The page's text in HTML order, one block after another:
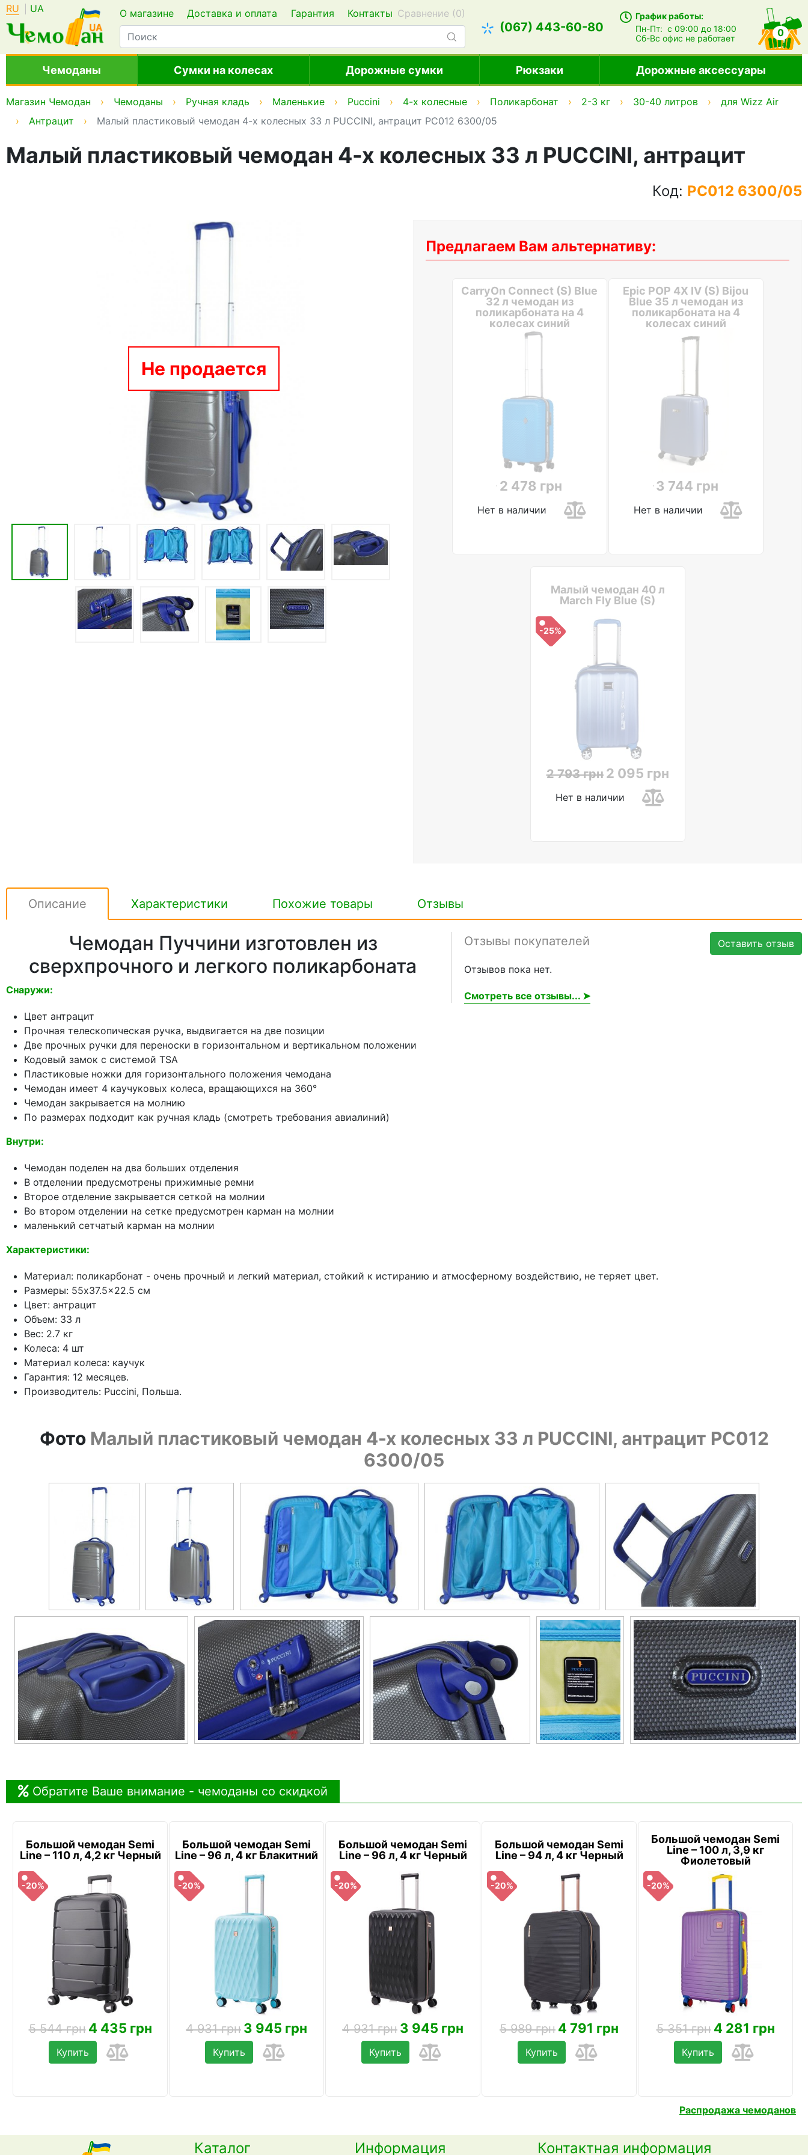
RU UA О магазине Доставка и оплата Гарантия Контакты Сравнение (0)
(067) 443-60-80
График работы:
Пн-Пт:с 09:00 до 18:00
Сб-Всофис не работает 0
Чемоданы Сумки на колесах Дорожные сумки Рюкзаки Дорожные аксессуары
Магазин Чемодан Чемоданы Ручная кладь Маленькие Puccini 4-х колесные Поликарбонат 2-3 кг 30-40 литров
для Wizz Air
Антрацит
Малый пластиковый чемодан 4-х колесных 33 л PUCCINI, антрацит PC012 6300/05
Малый пластиковый чемодан 4-х колесных 33 л PUCCINI, антрацит
Код: PC012 6300/05
Не продается
Предлагаем Вам альтернативу:
CarryOn Connect (S) Blue
32 л чемодан из
поликарбоната на 4
колесах синий
2 478 грн
Нет в наличии
Epic POP 4X IV (S) Bijou
Blue 35 л чемодан из
поликарбоната на 4
колесах синий
3 744 грн
Нет в наличии
Малый чемодан 40 л
March Fly Blue (S)
-25%
2 793 грн 2 095 грн
Нет в наличии
Описание Характеристики Похожие товары Отзывы
Оставить отзыв
Отзывы покупателей
Отзывов пока нет.
Смотреть все отзывы... ➤
Чемодан Пуччини изготовлен из
сверхпрочного и легкого поликарбоната
Снаружи:
Цвет антрацит
Прочная телескопическая ручка, выдвигается на две позиции
Две прочных ручки для переноски в горизонтальном и вертикальном положении
Кодовый замок с системой TSA
Пластиковые ножки для горизонтального положения чемодана
Чемодан имеет 4 каучуковых колеса, вращающихся на 360°
Чемодан закрывается на молнию
По размерах подходит как ручная кладь (смотреть требования авиалиний)
Внутри:
Чемодан поделен на два больших отделения
В отделении предусмотрены прижимные ремни
Второе отделение закрывается сеткой на молнии
Во втором отделении на сетке предусмотрен карман на молнии
маленький сетчатый карман на молнии
Характеристики:
Материал: поликарбонат - очень прочный и легкий материал, стойкий к истиранию и атмосферному воздействию, не теряет цвет.
Размеры: 55x37.5x22.5 см
Цвет: антрацит
Объем: 33 л
Вес: 2.7 кг
Колеса: 4 шт
Материал колеса: каучук
Гарантия: 12 месяцев.
Производитель: Puccini, Польша.
Фото Малый пластиковый чемодан 4-х колесных 33 л PUCCINI, антрацит PC012
6300/05
Обратите Ваше внимание - чемоданы со скидкой
Большой чемодан Semi
Line – 110 л, 4,2 кг Черный
-20%
5 544 грн 4 435 грн
Купить
Большой чемодан Semi
Line – 96 л, 4 кг Блакитний
-20%
4 931 грн 3 945 грн
Купить
Большой чемодан Semi
Line – 96 л, 4 кг Черный
-20%
4 931 грн 3 945 грн
Купить
Большой чемодан Semi
Line – 94 л, 4 кг Черный
-20%
5 989 грн 4 791 грн
Купить
Большой чемодан Semi
Line – 100 л, 3,9 кг
Фиолетовый
-20%
5 351 грн 4 281 грн
Купить
Распродажа чемоданов
Каталог Информация Контактная информация